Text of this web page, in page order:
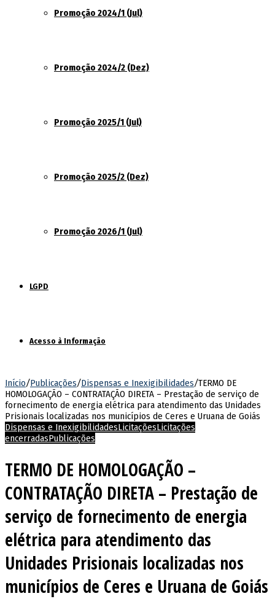
Promoção 2024/1 (Jul)
Promoção 2024/2 (Dez)
Promoção 2025/1 (Jul)
Promoção 2025/2 (Dez)
Promoção 2026/1 (Jul)
LGPD
Acesso à Informação
Início/Publicações/Dispensas e Inexigibilidades/TERMO DE
HOMOLOGAÇÃO – CONTRATAÇÃO DIRETA – Prestação de serviço de
fornecimento de energia elétrica para atendimento das Unidades
Prisionais localizadas nos municípios de Ceres e Uruana de Goiás
Dispensas e InexigibilidadesLicitaçõesLicitações
encerradasPublicações
TERMO DE HOMOLOGAÇÃO –
CONTRATAÇÃO DIRETA – Prestação de
serviço de fornecimento de energia
elétrica para atendimento das
Unidades Prisionais localizadas nos
municípios de Ceres e Uruana de Goiás